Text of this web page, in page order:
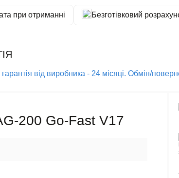
при отриманні Безготівковий
від виробника - 24 місяці. Обмін/
200 Go-Fast V17